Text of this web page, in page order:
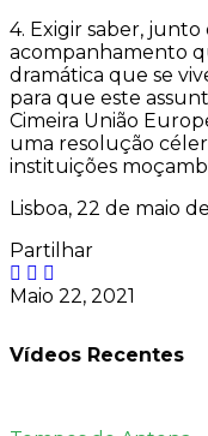
4. Exigir saber,
acompanhamento
dramática que se
para que este
Cimeira União
uma resolução
instituições
Lisboa, 22 de maio
Partilhar
Maio 22, 2021
Vídeos Recentes